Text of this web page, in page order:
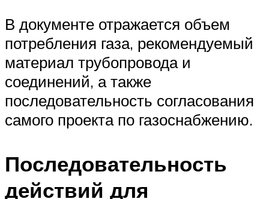
В документе отражается объем
потребления газа, рекомендуемый
материал трубопровода и
соединений, а также
последовательность согласования
самого проекта по газоснабжению.
Последовательность
действий для